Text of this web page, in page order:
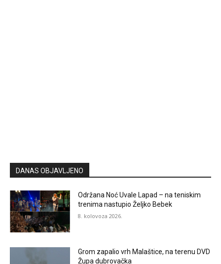
DANAS OBJAVLJENO
Održana Noć Uvale Lapad – na teniskim
trenima nastupio Željko Bebek
8. kolovoza 2026.
Grom zapalio vrh Malaštice, na terenu DVD
Župa dubrovačka